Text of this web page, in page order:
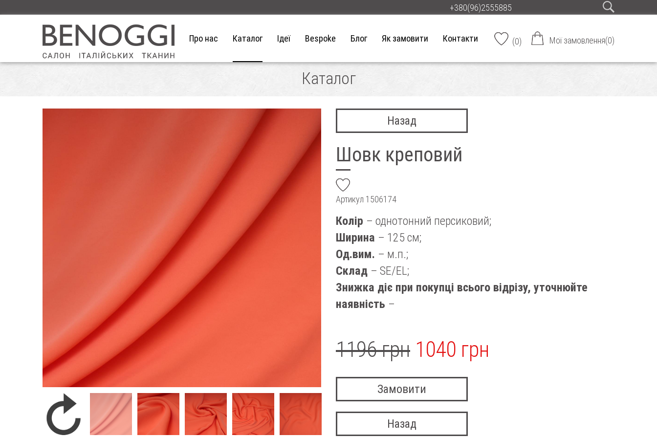
+380(96)2555885
Про нас Каталог Ідеї Bespoke Блог Як замовити Контакти (0) Мої замовлення(0)
Каталог
Назад
Шовк креповий
Артикул 1506174
Колір – однотонний персиковий;
Ширина – 125 см;
Од.вим. – м.п.;
Склад – SE/EL;
Знижка діє при покупці всього відрізу, уточнюйте
наявність –
1196 грн 1040 грн
Замовити
Назад